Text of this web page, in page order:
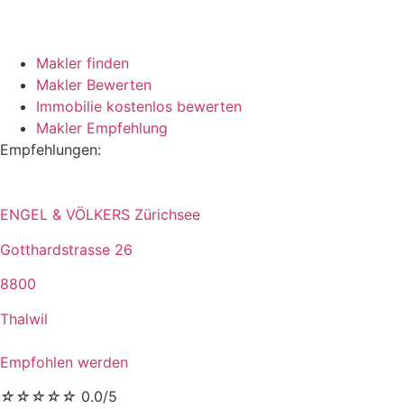
Makler finden
Makler Bewerten
Immobilie kostenlos bewerten
Makler Empfehlung
Empfehlungen:
ENGEL & VÖLKERS Zürichsee
Gotthardstrasse 26
8800
Thalwil
Empfohlen werden
☆☆☆☆☆ 0.0/5